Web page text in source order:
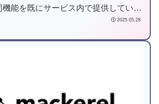
能を既にサービス内で提供している
2025.05.28